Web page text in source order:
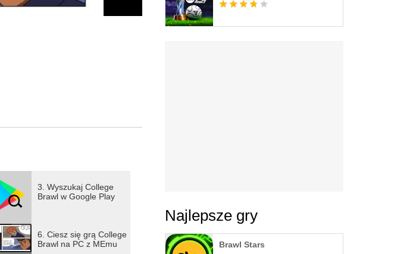
3. Wyszukaj College
Brawl w Google Play
6. Ciesz się grą College
Brawl na PC z MEmu
Najlepsze gry
Brawl Stars